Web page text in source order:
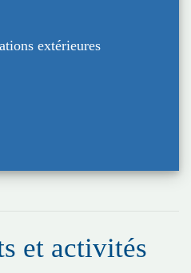
extérieures
et activités